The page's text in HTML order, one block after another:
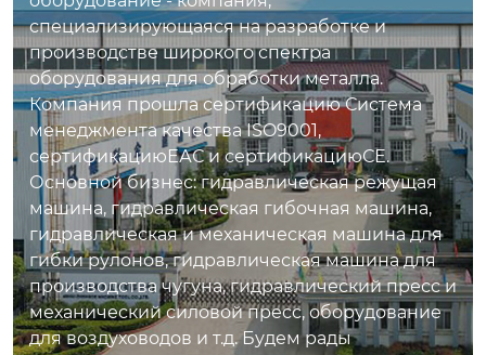
может быть произв
едено на механичес
ких прессах с подхо
дящими пресс-фор
мами.
рамы, чтобы устано
вить матрицу.конст
рукция проста, а пр
ибор тоже красив.
специализирующаяся на разработке и
производстве широкого спектра
оборудования для обработки металла.
Компания прошла сертификацию Система
менеджмента качества ISO9001,
сертификациюЕАС и сертификациюСЕ.
Основной бизнес: гидравлическая режущая
машина, гидравлическая гибочная машина,
гидравлическая и механическая машина для
гибки рулонов, гидравлическая машина для
производства чугуна, гидравлический пресс и
механический силовой пресс, оборудование
для воздуховодов и т.д. Будем рады